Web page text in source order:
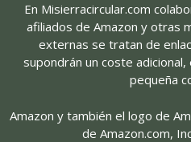
En Misierracircular.com
afiliados de Amazon y otras
externas se tratan de
supondrán un coste
pequeña
Amazon y también el logo de
de Amazon.com,